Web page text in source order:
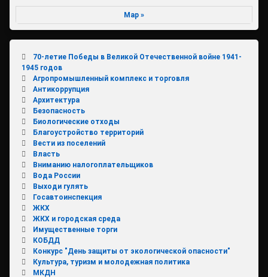
Мар »
70-летие Победы в Великой Отечественной войне 1941-
1945 годов
Агропромышленный комплекс и торговля
Антикоррупция
Архитектура
Безопасность
Биологические отходы
Благоустройство территорий
Вести из поселений
Власть
Вниманию налогоплательщиков
Вода России
Выходи гулять
Госавтоинспекция
ЖКХ
ЖКХ и городская среда
Имущественные торги
КОБДД
Конкурс "День защиты от экологической опасности"
Культура, туризм и молодежная политика
МКДН